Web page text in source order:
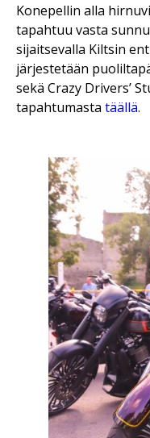
Konepellin alla
tapahtuu vasta
sijaitsevalla Kiltsin
järjestetään
sekä Crazy Drivers’
tapahtumasta täällä.